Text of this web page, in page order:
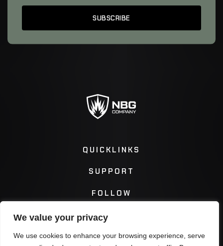
We value your privacy
We use cookies to enhance your browsing experience, serve
QUICKLINKS
SUPPORT
FOLLOW
Instagram